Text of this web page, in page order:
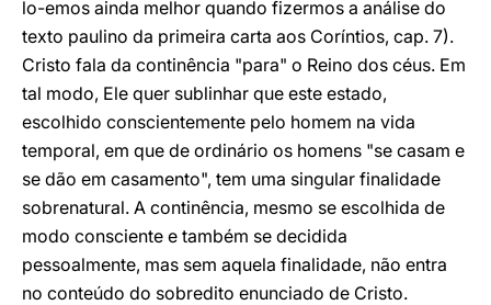
lo-emos ainda melhor quando fizermos a análise do
texto paulino da primeira carta aos Coríntios, cap. 7).
Cristo fala da continência "para" o Reino dos céus. Em
tal modo, Ele quer sublinhar que este estado,
escolhido conscientemente pelo homem na vida
temporal, em que de ordinário os homens "se casam e
se dão em casamento", tem uma singular finalidade
sobrenatural. A continência, mesmo se escolhida de
modo consciente e também se decidida
pessoalmente, mas sem aquela finalidade, não entra
no conteúdo do sobredito enunciado de Cristo.